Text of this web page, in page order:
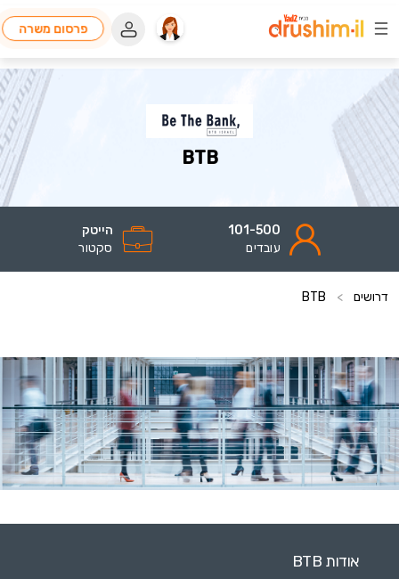
פרסום משרה
BTB
101-500
עובדים
הייטק
סקטור
דרושים >
BTB
אודות BTB